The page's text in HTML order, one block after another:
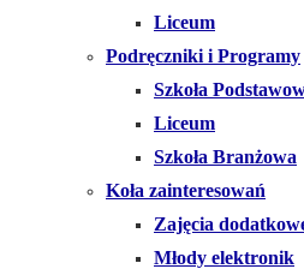
Liceum
Podręczniki i Programy
Szkoła
Liceum
Szkoła Branżowa
Koła zainteresowań
Zajęcia
Młody elektronik